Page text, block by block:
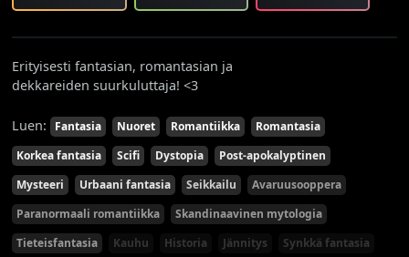
Erityisesti fantasian, romantasian ja
dekkareiden suurkuluttaja! <3
Luen: Fantasia Nuoret Romantiikka
Romantasia
Korkea fantasia
Scifi Dystopia
Post-apokalyptinen
Mysteeri
Urbaani fantasia Seikkailu
Avaruusooppera
Paranormaali romantiikka
Skandinaavinen mytologia
Tieteisfantasia
Kauhu Historia Jännitys
Synkkä fantasia